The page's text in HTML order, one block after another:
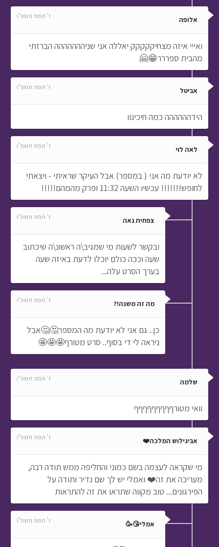
אלופה ז' תמוז תשפ"ו
ואייי איזה מצחיקקקקק יאללה אני שניההההההה הברזתי
מהבית ספררר😁🤗
אביטל ז' תמוז תשפ"ו
הידהההההה כמה חיכינוו
לאה לוי ז' תמוז תשפ"ו
לא יודעת מה אני ( במספר) אבל העיקר שראיתי - ויצאתי
לחופש!!!!!!! עכשיו השעה 11:32 ופרק מהמהם!!!!!
צפתית גאה ז' תמוז תשפ"ו
ובקשר לשעות מי שמגיב\ה ראשונ\ה שיכתוב
שעה וככה כולם יוכלו לדעת באיזה שעה
בערך הסרט עלה...
מה זה משנה!? ז' תמוז תשפ"ו
כן.. גם אני לא יודעת מה המספר🤔🤔אבל
ניראה לי די בסוף.. סרט מטורף🤩🤩🤩
שלמה ז' תמוז תשפ"ו
וואי מטורףףףףףףףףף
אביגילוש המלכה❤️ ז' תמוז תשפ"ו
מי שקראה לעצמה בשם כמוני והחליפה ממש תודה רבה,
מעריכה את זה❤️ ואמלי יש לך שם נדיר ותודה על
הפירגונים... טוב מקווה שתראו את זה להתראות
אמלי😘🥳 ז' תמוז תשפ"ו